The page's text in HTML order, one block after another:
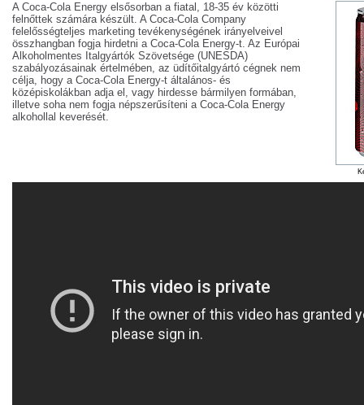
A Coca-Cola Energy elsősorban a fiatal, 18-35 év közötti
felnőttek számára készült. A Coca-Cola Company
felelősségteljes marketing tevékenységének irányelveivel
összhangban fogja hirdetni a Coca-Cola Energy-t. Az Európai
Alkoholmentes Italgyártók Szövetsége (UNESDA)
szabályozásainak értelmében, az üdítőitalgyártó cégnek nem
célja, hogy a Coca-Cola Energy-t általános- és
középiskolákban adja el, vagy hirdesse bármilyen formában,
illetve soha nem fogja népszerűsíteni a Coca-Cola Energy
alkohollal keverését.